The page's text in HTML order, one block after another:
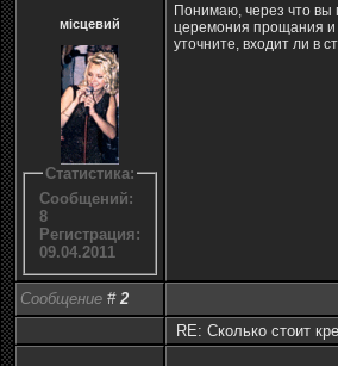
місцевий
Статистика:
Сообщений:
8
Регистрация:
09.04.2011
Понимаю, через что вы
церемония прощания и
уточните, входит ли в
Сообщение # 2
RE: Сколько стоит